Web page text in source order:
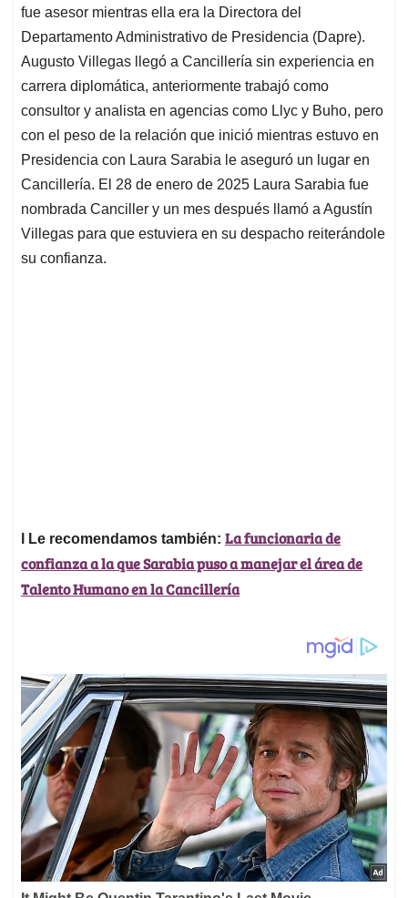
fue asesor mientras ella era la Directora del
Departamento Administrativo de Presidencia (Dapre).
Augusto Villegas llegó a Cancillería sin experiencia en
carrera diplomática, anteriormente trabajó como
consultor y analista en agencias como Llyc y Buho, pero
con el peso de la relación que inició mientras estuvo en
Presidencia con Laura Sarabia le aseguró un lugar en
Cancillería. El 28 de enero de 2025 Laura Sarabia fue
nombrada Canciller y un mes después llamó a Agustín
Villegas para que estuviera en su despacho reiterándole
su confianza.
l Le recomendamos también: La funcionaria de
confianza a la que Sarabia puso a manejar el área de
Talento Humano en la Cancillería